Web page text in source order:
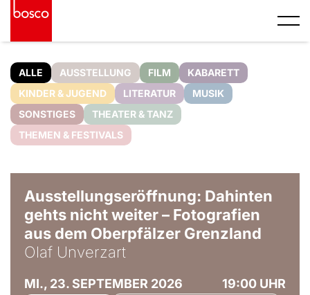
ALLE AUSSTELLUNG FILM
KABARETT
KINDER & JUGEND
LITERATUR
MUSIK
SONSTIGES
THEATER & TANZ
THEMEN & FESTIVALS
Ausstellungseröffnung: Dahinten
gehts nicht weiter – Fotografien
aus dem Oberpfälzer Grenzland
Olaf Unverzart
MI., 23. SEPTEMBER 2026 19:00 UHR